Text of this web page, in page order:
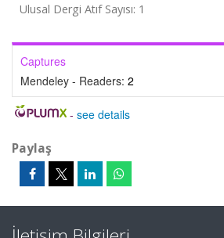
Ulusal Dergi Atıf Sayısı: 1
Captures
Mendeley - Readers: 2
- see details
Paylaş